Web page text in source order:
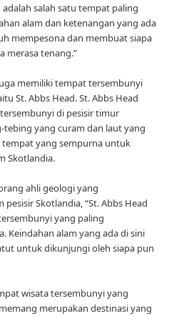
salah satu tempat paling
alam dan ketenangan yang ada
mempesona dan membuat siapa
merasa tenang.”
memiliki tempat tersembunyi
St. Abbs Head. St. Abbs Head
di pesisir timur
tebing yang curam dan laut yang
tempat yang sempurna untuk
Skotlandia.
ahli geologi yang
Skotlandia, “St. Abbs Head
yang paling
Keindahan alam yang ada di sini
untuk dikunjungi oleh siapa pun
wisata tersembunyi yang
merupakan destinasi yang